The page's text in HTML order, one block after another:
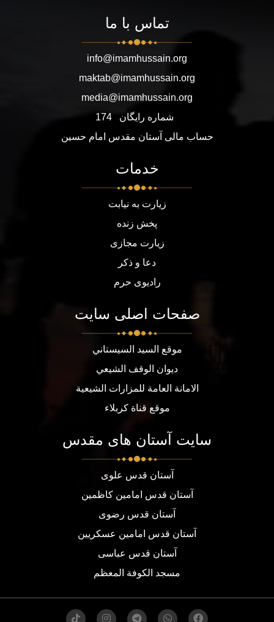
تماس با ما
info@imamhussain.org
maktab@imamhussain.org
media@imamhussain.org
شماره رایگان
174
حساب مالی آستان مقدس امام حسین
خدمات
زیارت به نیابت
پخش زنده
زیارت مجازی
دعا و ذکر
رادیوی حرم
صفحات اصلی سایت
موقع السيد السيستاني
ديوان الوقف الشيعي
الامانة العامة للمزارات الشيعية
موقع قناة كربلاء
سایت آستان های مقدس
آستان قدس علوی
آستان قدس امامین کاظمین
آستان قدس رضوی
آستان قدس امامین عسکریین
آستان قدس عباسی
مسجد الكوفة المعظم